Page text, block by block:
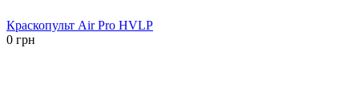
Краскопульт Air Pro HVLP
0 грн